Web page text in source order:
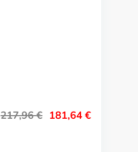
217,96€ 181,64€